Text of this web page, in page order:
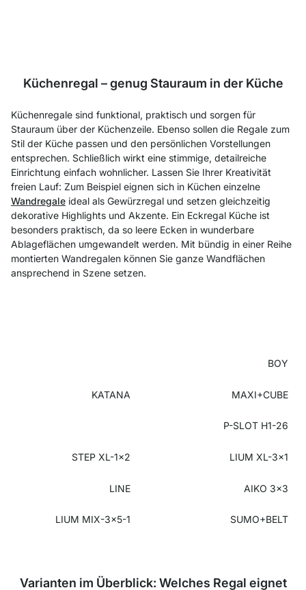
Küchenregal – genug Stauraum in der Küche
Küchenregale sind funktional, praktisch und sorgen für
Stauraum über der Küchenzeile. Ebenso sollen die Regale zum
Stil der Küche passen und den persönlichen Vorstellungen
entsprechen. Schließlich wirkt eine stimmige, detailreiche
Einrichtung einfach wohnlicher. Lassen Sie Ihrer Kreativität
freien Lauf: Zum Beispiel eignen sich in Küchen einzelne
Wandregale ideal als Gewürzregal und setzen gleichzeitig
dekorative Highlights und Akzente. Ein Eckregal Küche ist
besonders praktisch, da so leere Ecken in wunderbare
Ablageflächen umgewandelt werden. Mit bündig in einer Reihe
montierten Wandregalen können Sie ganze Wandflächen
ansprechend in Szene setzen.
BOY
KATANA MAXI+CUBE
P-SLOT H1-26
STEP XL-1x2 LIUM XL-3x1
LINE AIKO 3x3
LIUM MIX-3x5-1 SUMO+BELT
Varianten im Überblick: Welches Regal eignet